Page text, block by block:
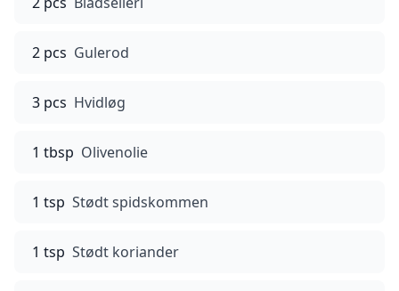
2 pcs Gulerod
3 pcs Hvidløg
1 tbsp Olivenolie
1 tsp Stødt spidskommen
1 tsp Stødt koriander